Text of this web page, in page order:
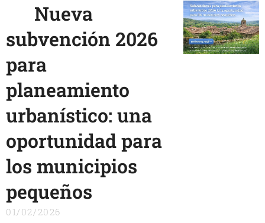
Nueva
subvención 2026
para
planeamiento
urbanístico: una
oportunidad para
los municipios
pequeños
01/02/2026